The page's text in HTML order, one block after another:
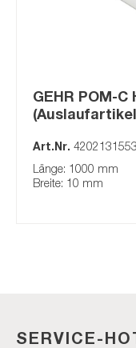
GEHR POM-
Art.Nr. 4202131553
Länge: 1000 mm
Breite: 10 mm
SERVICE-